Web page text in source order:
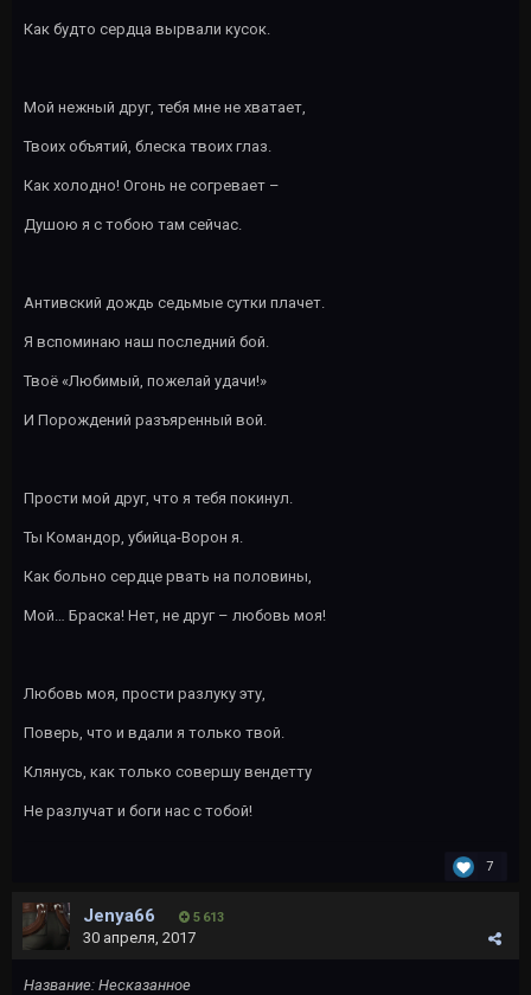
Как будто сердца вырвали кусок.
Мой нежный друг, тебя мне не хватает,
Твоих объятий, блеска твоих глаз.
Как холодно! Огонь не согревает –
Душою я с тобою там сейчас.
Антивский дождь седьмые сутки плачет.
Я вспоминаю наш последний бой.
Твоё «Любимый, пожелай удачи!»
И Порождений разъяренный вой.
Прости мой друг, что я тебя покинул.
Ты Командор, убийца-Ворон я.
Как больно сердце рвать на половины,
Мой… Браска! Нет, не друг – любовь моя!
Любовь моя, прости разлуку эту,
Поверь, что и вдали я только твой.
Клянусь, как только совершу вендетту
Не разлучат и боги нас с тобой!
7
Jenya66 5 613
30 апреля, 2017
Название: Несказанное